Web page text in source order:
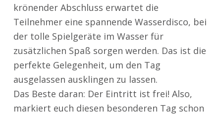
krönender Abschluss erwartet die
Teilnehmer eine spannende Wasserdisco, bei
der tolle Spielgeräte im Wasser für
zusätzlichen Spaß sorgen werden. Das ist die
perfekte Gelegenheit, um den Tag
ausgelassen ausklingen zu lassen.
Das Beste daran: Der Eintritt ist frei! Also,
markiert euch diesen besonderen Tag schon